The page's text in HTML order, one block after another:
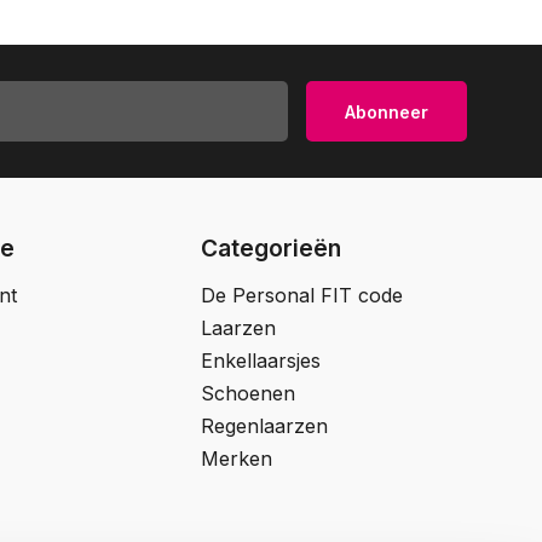
Abonneer
Categorieën
De Personal FIT code
Laarzen
Enkellaarsjes
Schoenen
Regenlaarzen
Merken